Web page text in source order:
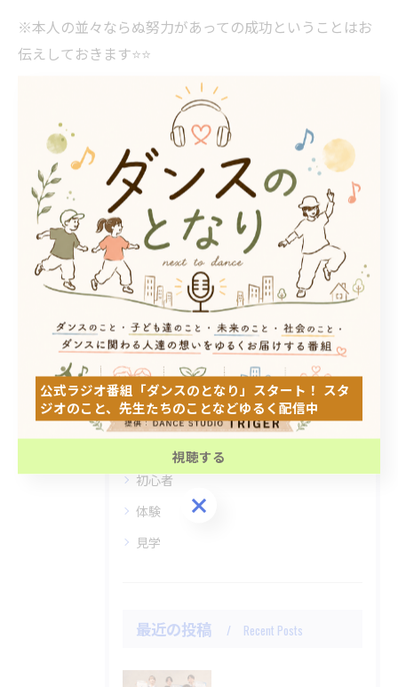
※本人の並々ならぬ努力があっての成功ということはお
伝えしておきます⭐️⭐️
< 前のページ 一覧に戻る 次のページ >
カテゴリー Categories
全てのカテゴリー
DANCE STUDIO TRIGER FIRST
DANCE STUDIO TRIGER SECOND
ダンス
子ども
初心者
体験
見学
最近の投稿 Recent Posts
公式ラジオ番組「ダンスのとなり」スタート！ スタ
ジオのこと、先生たちのことなどゆるく配信中
視聴する
公式ラジオ番組「ダンスのとなり」スタート！ スタ
ジオのこと、先生たちのことなどゆるく配信中
視聴する